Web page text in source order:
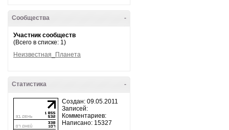
-
Сообщества
Участник сообществ
(Всего в списке: 1)
Неизвестная_Планета
-
Статистика
Создан: 09.05.2011
Записей:
Комментариев:
Написано: 15327